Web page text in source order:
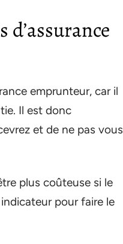
emprunteur, car il
Il est donc
et de ne pas vous
plus coûteuse si le
pour faire le